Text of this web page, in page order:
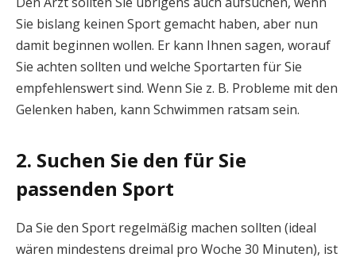
Sie bislang keinen Sport gemacht haben, aber nun
damit beginnen wollen. Er kann Ihnen sagen, worauf
Sie achten sollten und welche Sportarten für Sie
empfehlenswert sind. Wenn Sie z. B. Probleme mit den
Gelenken haben, kann Schwimmen ratsam sein.
2. Suchen Sie den für Sie
passenden Sport
Da Sie den Sport regelmäßig machen sollten (ideal
wären mindestens dreimal pro Woche 30 Minuten), ist